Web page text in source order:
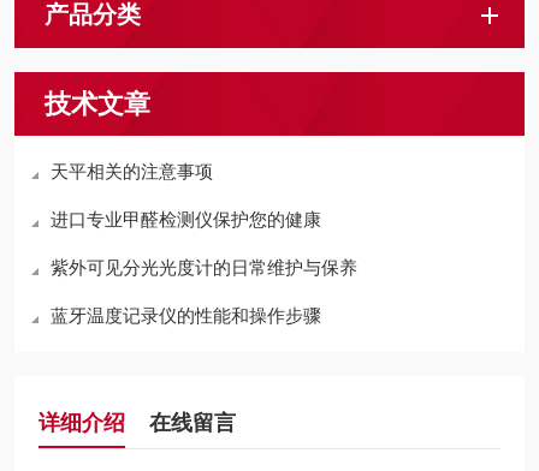
产品分类
技术文章
天平相关的注意事项
进口专业甲醛检测仪保护您的健康
紫外可见分光光度计的日常维护与保养
蓝牙温度记录仪的性能和操作步骤
详细介绍 在线留言